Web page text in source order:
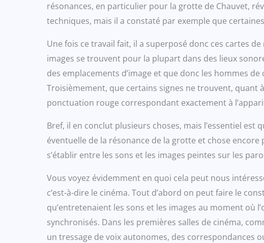
résonances, en particulier pour la grotte de Chauvet,
techniques, mais il a constaté par exemple que
Une fois ce travail fait, il a superposé donc ces cartes
images se trouvent pour la plupart dans des lieux
des emplacements d’image et que donc les hommes
Troisièmement, que certains signes ne trouvent, quant
ponctuation rouge correspondant exactement à
Bref, il en conclut plusieurs choses, mais l’essentiel
éventuelle de la résonance de la grotte et chose
s’établir entre les sons et les images peintes sur les
Vous voyez évidemment en quoi cela peut nous
c’est-à-dire le cinéma. Tout d’abord on peut faire le
qu’entretenaient les sons et les images au moment où
synchronisés. Dans les premières salles de cinéma,
un tressage de voix autonomes, des correspondances